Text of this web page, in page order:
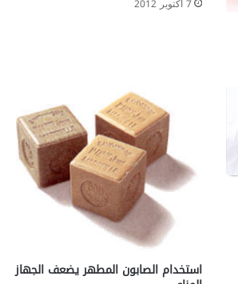
7 أكتوبر 2012
استخدام الصابون المطهر يضعف الجهاز